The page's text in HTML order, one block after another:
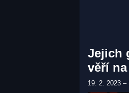
Jejich
věří
19. 2. 2023 –